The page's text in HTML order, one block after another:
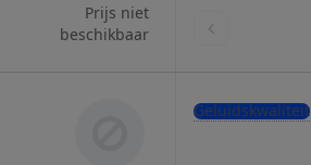
Prijs niet
beschikbaar
Geluidskwaliteit